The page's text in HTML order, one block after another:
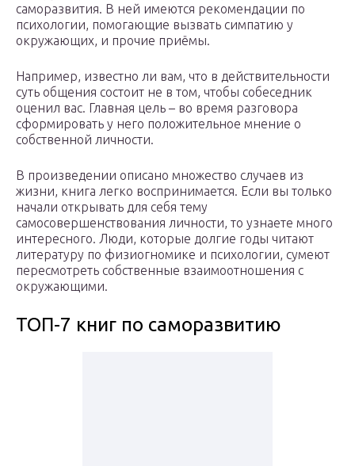
саморазвития. В ней имеются рекомендации по
психологии, помогающие вызвать симпатию у
окружающих, и прочие приёмы.
Например, известно ли вам, что в действительности
суть общения состоит не в том, чтобы собеседник
оценил вас. Главная цель – во время разговора
сформировать у него положительное мнение о
собственной личности.
В произведении описано множество случаев из
жизни, книга легко воспринимается. Если вы только
начали открывать для себя тему
самосовершенствования личности, то узнаете много
интересного. Люди, которые долгие годы читают
литературу по физиогномике и психологии, сумеют
пересмотреть собственные взаимоотношения с
окружающими.
ТОП-7 книг по саморазвитию